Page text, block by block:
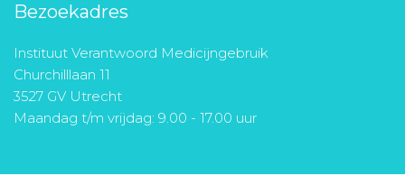
Bezoekadres
Instituut Verantwoord Medicijngebruik
Churchilllaan 11
3527 GV Utrecht
Maandag t/m vrijdag: 9.00 - 17.00 uur